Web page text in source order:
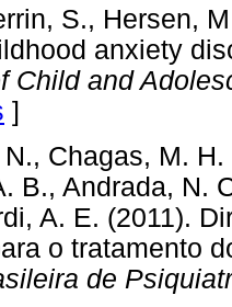
S., Hersen,
anxiety
Child and
]
Chagas, M.
B., Andrada, N.
A. E. (2011).
o tratamento
de